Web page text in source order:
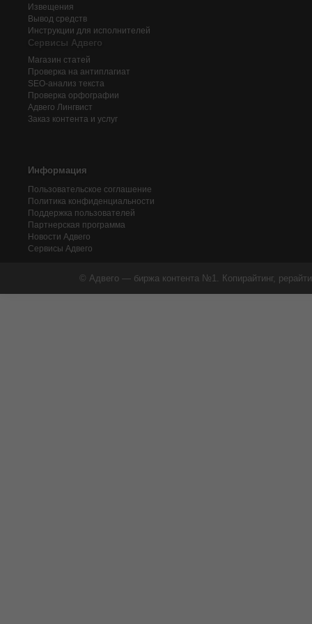
Извещения
Вывод средств
Инструкции для исполнителей
Сервисы Адвего
Магазин статей
Проверка на антиплагиат
SEO-анализ текста
Проверка орфографии
Адвего Лингвист
Заказ контента и услуг
Информация
Пользовательское соглашение
Политика конфиденциальности
Поддержка пользователей
Партнерская программа
Новости Адвего
Сервисы Адвего
© Адвего — биржа контента №1. Копирайтинг,